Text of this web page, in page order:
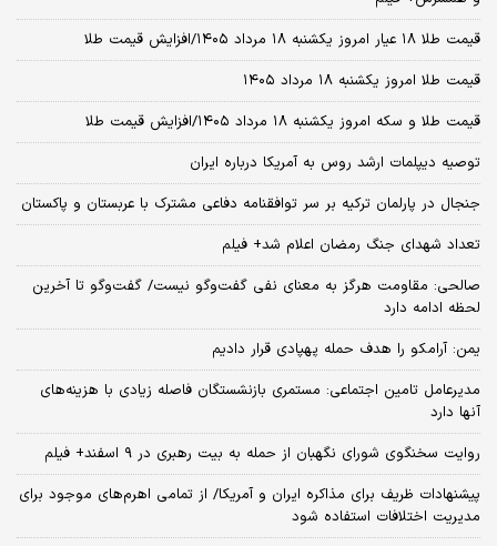
قیمت طلا ۱۸ عیار امروز یکشنبه ۱۸ مرداد ۱۴۰۵/افزایش قیمت طلا
قیمت طلا امروز یکشنبه ۱۸ مرداد ۱۴۰۵
قیمت طلا و سکه امروز یکشنبه ۱۸ مرداد ۱۴۰۵/افزایش قیمت طلا
توصیه دیپلمات ارشد روس به آمریکا درباره ایران
جنجال در پارلمان ترکیه بر سر توافقنامه دفاعی مشترک با عربستان و پاکستان
تعداد شهدای جنگ رمضان اعلام شد+ فیلم
صالحی: مقاومت هرگز به معنای نفی گفت‌وگو نیست/ گفت‌وگو تا آخرین
لحظه ادامه دارد
یمن: آرامکو را هدف حمله پهپادی قرار دادیم
مدیرعامل تامین اجتماعی: مستمری بازنشستگان فاصله زیادی با هزینه‌های
آنها دارد
روایت سخنگوی شورای نگهبان از حمله به بیت رهبری در ۹ اسفند+ فیلم
پیشنهادات ظریف برای مذاکره ایران و آمریکا/ از تمامی اهرم‌های موجود برای
مدیریت اختلافات استفاده شود